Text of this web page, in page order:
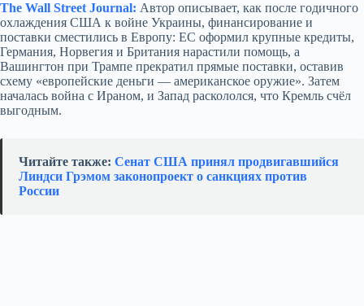
The Wall Street Journal: Автор описывает, как после годичного
охлаждения США к войне Украины, финансирование и
поставки сместились в Европу: ЕС оформил крупные кредиты,
Германия, Норвегия и Британия нарастили помощь, а
Вашингтон при Трампе прекратил прямые поставки, оставив
схему «европейские деньги — американское оружие». Затем
началась война с Ираном, и Запад раскололся, что Кремль счёл
выгодным.
Читайте также: Сенат США принял продвигавшийся
Линдси Грэмом законопроект о санкциях против
России